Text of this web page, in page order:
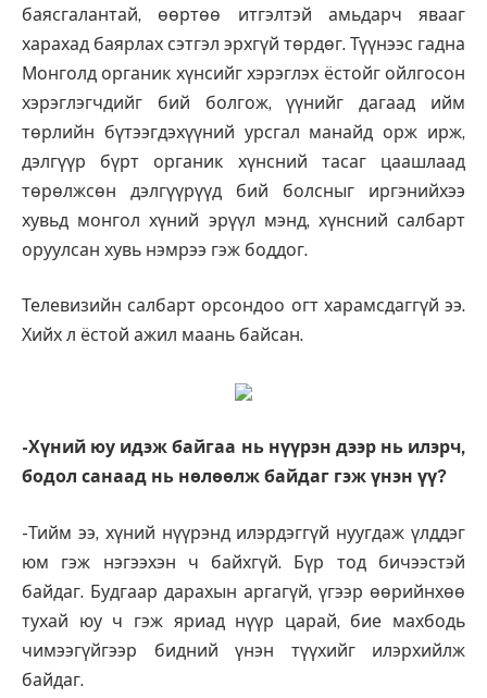
баясгалантай, өөртөө итгэлтэй амьдарч явааг
харахад баярлах сэтгэл эрхгүй төрдөг. Түүнээс гадна
Монголд органик хүнсийг хэрэглэх ёстойг ойлгосон
хэрэглэгчдийг бий болгож, үүнийг дагаад ийм
төрлийн бүтээгдэхүүний урсгал манайд орж ирж,
дэлгүүр бүрт органик хүнсний тасаг цаашлаад
төрөлжсөн дэлгүүрүүд бий болсныг иргэнийхээ
хувьд монгол хүний эрүүл мэнд, хүнсний салбарт
оруулсан хувь нэмрээ гэж боддог.
Телевизийн салбарт орсондоо огт харамсдаггүй ээ.
Хийх л ёстой ажил маань байсан.
-Хүний юу идэж байгаа нь нүүрэн дээр нь илэрч,
бодол санаад нь нөлөөлж байдаг гэж үнэн үү?
-Тийм ээ, хүний нүүрэнд илэрдэггүй нуугдаж үлддэг
юм гэж нэгээхэн ч байхгүй. Бүр тод бичээстэй
байдаг. Будгаар дарахын аргагүй, үгээр өөрийнхөө
тухай юу ч гэж яриад нүүр царай, бие махбодь
чимээгүйгээр бидний үнэн түүхийг илэрхийлж
байдаг.